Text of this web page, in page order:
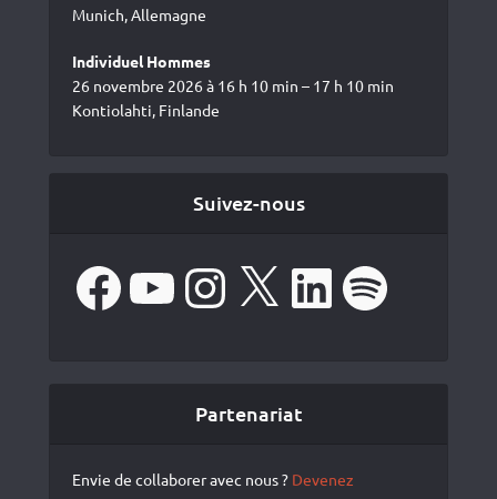
Munich, Allemagne
Individuel Hommes
26 novembre 2026 à 16 h 10 min – 17 h 10 min
Kontiolahti, Finlande
Suivez-nous
FacebookYouTube Instagram LinkedIn Spotify
Partenariat
Envie de collaborer avec nous ? Devenez